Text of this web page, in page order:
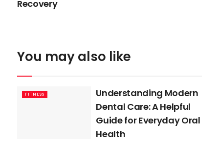
Recovery
You may also like
FITNESS
Understanding Modern
Dental Care: A Helpful
Guide for Everyday Oral
Health